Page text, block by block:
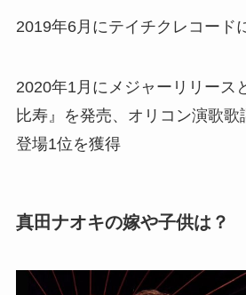
2019年6月にテイチクレコード
2020年1月にメジャーリリース
比寿』を発売、オリコン演歌
登場1位を獲得
真田ナオキの嫁や子供は？